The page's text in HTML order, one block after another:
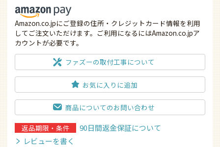
Amazon.co.jpにご登録の住所・クレジットカード情報を利用
してご注文いただけます。ご利用になるにはAmazon.co.jpア
カウントが必要です。
ファズーの取付工事について
お気に入りに追加
商品についてのお問い合わせ
返品期限・条件
90日間返金保証について
レビューを書く